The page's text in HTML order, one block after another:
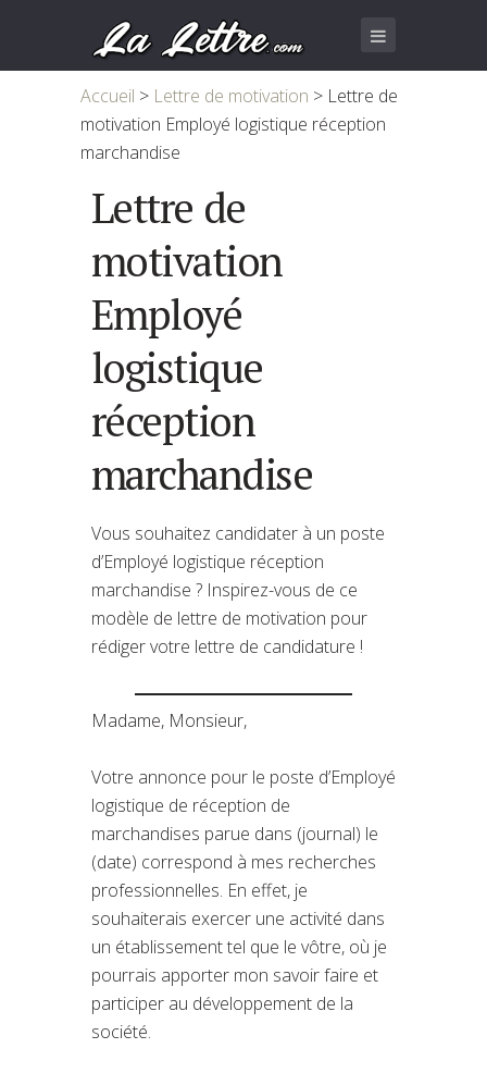
Accueil > Lettre de motivation > Lettre de
motivation Employé logistique réception
marchandise
Lettre de
motivation
Employé
logistique
réception
marchandise
Vous souhaitez candidater à un poste
d’Employé logistique réception
marchandise ? Inspirez-vous de ce
modèle de lettre de motivation pour
rédiger votre lettre de candidature !
Madame, Monsieur,
Votre annonce pour le poste d’Employé
logistique de réception de
marchandises parue dans (journal) le
(date) correspond à mes recherches
professionnelles. En effet, je
souhaiterais exercer une activité dans
un établissement tel que le vôtre, où je
pourrais apporter mon savoir faire et
participer au développement de la
société.